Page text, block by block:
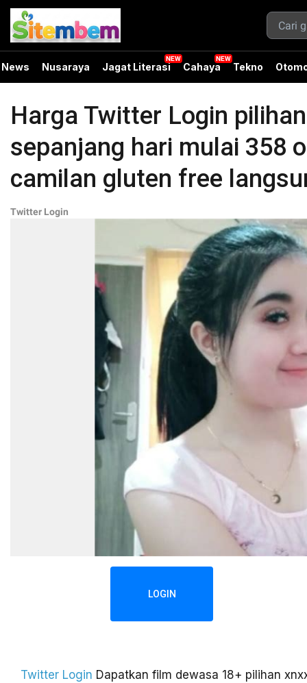
News Nusaraya Jagat Literasi Cahaya Tekno
Harga Twitter Login
sepanjang hari mulai 358
camilan gluten free
Twitter Login
LOGIN
Twitter Login Dapatkan film dewasa 18+ pilihan